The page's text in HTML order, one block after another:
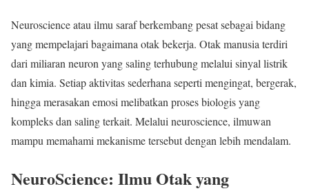
Neuroscience atau ilmu saraf berkembang pesat sebagai bidang
yang mempelajari bagaimana otak bekerja. Otak manusia terdiri
dari miliaran neuron yang saling terhubung melalui sinyal listrik
dan kimia. Setiap aktivitas sederhana seperti mengingat, bergerak,
hingga merasakan emosi melibatkan proses biologis yang
kompleks dan saling terkait. Melalui neuroscience, ilmuwan
mampu memahami mekanisme tersebut dengan lebih mendalam.
NeuroScience: Ilmu Otak yang